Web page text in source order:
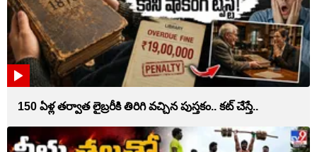
150 ఏళ్ల తర్వాత లైబ్రరీకి తిరిగి వచ్చిన పుస్తకం.. కట్ చేస్తే..